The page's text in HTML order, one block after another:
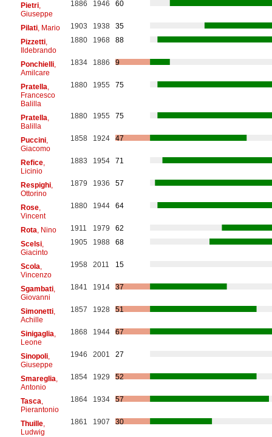
Pietri,
Giuseppe
1886 1946 60
Pilati, Mario 1903 1938
35
Pizzetti,
Ildebrando
1880 1968 88
Ponchielli,
Amilcare
1834 1886 9
Pratella
Francesco
Balilla
1880 1955 75
Pratella
Balilla
1880 1955 75
Puccini,
Giacomo
1858 1924 47
Refice,
Licinio
1883 1954 71
Respighi,
Ottorino
1879 1936 57
Rose,
Vincent
1880 1944 64
Rota , Nino 1911 1979
62
Scelsi,
Giacinto
1905 1988 68
Scola
Vincenzo
1958 2011 15
Sgambati,
Giovanni
1841 1914 37
Simonetti,
Achille
1857 1928 51
Sinigaglia
Leone
1868 1944 67
Sinopoli,
Giuseppe
1946 2001 27
Smareglia
Antonio
1854 1929 52
Tasca
Pierantonio
1864 1934 57
Thuille,
Ludwig
1861 1907 30